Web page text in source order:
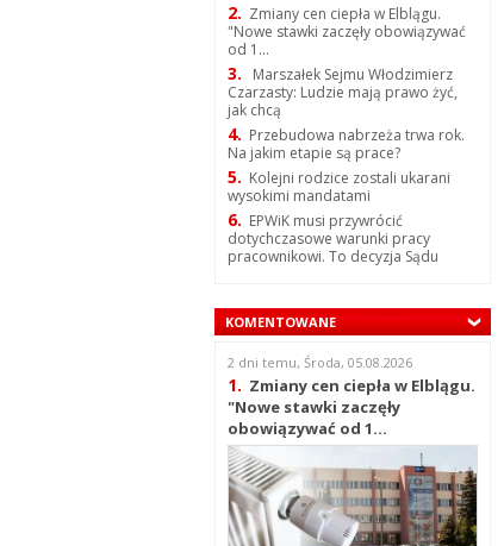
2. Zmiany cen ciepła w Elblągu.
"Nowe stawki zaczęły obowiązywać
od 1...
3.
Marszałek Sejmu Włodzimierz
Czarzasty: Ludzie mają prawo żyć,
jak chcą
4. Przebudowa nabrzeża trwa rok.
Na jakim etapie są prace?
5. Kolejni rodzice zostali ukarani
wysokimi mandatami
6. EPWiK musi przywrócić
dotychczasowe warunki pracy
pracownikowi. To decyzja Sądu
KOMENTOWANE
2 dni temu, Środa, 05.08.2026
1. Zmiany cen ciepła w Elblągu.
"Nowe stawki zaczęły
obowiązywać od 1...